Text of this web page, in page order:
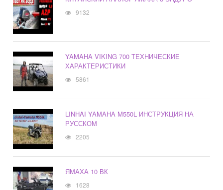
9132
YAMAHA VIKING 700 ТЕХНИЧЕСКИЕ
ХАРАКТЕРИСТИКИ
5861
LINHAI YAMAHA M550L ИНСТРУКЦИЯ НА
РУССКОМ
2205
ЯМАХА 10 ВК
1628